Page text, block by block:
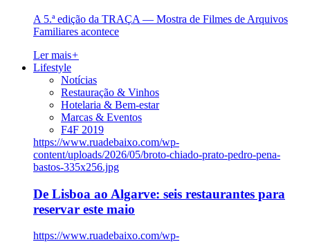
A 5.ª edição da TRAÇA — Mostra de Filmes de Arquivos
Familiares acontece
Ler mais+
Lifestyle
Notícias
Restauração & Vinhos
Hotelaria & Bem-estar
Marcas & Eventos
F4F 2019
https://www.ruadebaixo.com/wp-
content/uploads/2026/05/broto-chiado-prato-pedro-pena-
bastos-335x256.jpg
De Lisboa ao Algarve: seis restaurantes para
reservar este maio
https://www.ruadebaixo.com/wp-